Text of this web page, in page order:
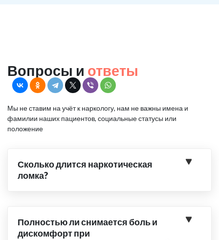
Вопросы и ответы
Мы не ставим на учёт к наркологу, нам не важны имена и
фамилии наших пациентов, социальные статусы или
положение
Сколько длится наркотическая
ломка?
Полностью ли снимается боль и
дискомфорт при